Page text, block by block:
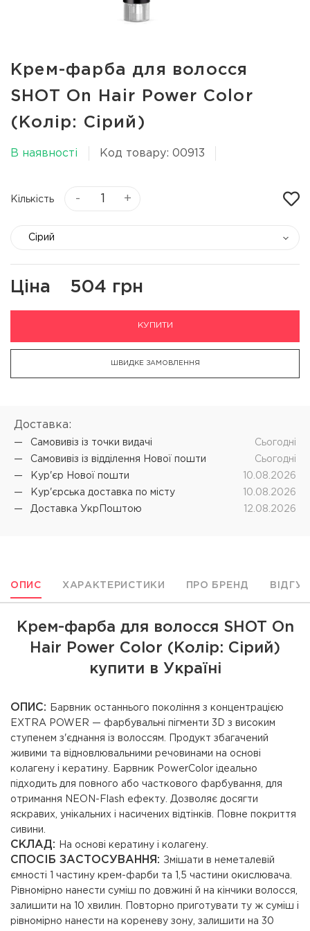
Крем-фарба для волосся
SHOT On Hair Power Color
(Колір: Сірий)
В наявності Код товару: 00913
Кількість - +
Сірий
Ціна 504 грн
КУПИТИ
ШВИДКЕ ЗАМОВЛЕННЯ
Доставка:
Самовивіз iз точки видачі
Cьогодні
Самовивіз iз відділення Нової пошти
Cьогодні
Кур'єр Нової пошти
10.08.2026
Кур'єрська доставка по місту
10.08.2026
Доставка УкрПоштою
12.08.2026
ОПИС ХАРАКТЕРИСТИКИ ПРО БРЕНД
Крем-фарба для волосся SHOT On
Hair Power Color (Колір: Сірий)
купити в Україні
ОПИС:
Барвник останнього покоління з концентрацією
EXTRA POWER — фарбувальні пігменти 3D з високим
ступенем з'єднання із волоссям. Продукт збагачений
живими та відновлювальними речовинами на основі
колагену і кератину. Барвник PowerColor ідеально
підходить для повного або часткового фарбування, для
отримання NEON-Flash ефекту. Дозволяє досягти
яскравих, унікальних і насичених відтінків. Повне покриття
сивини.
СКЛАД: На основі кератину і колагену.
СПОСІБ ЗАСТОСУВАННЯ: Змішати в неметалевій
ємності 1 частину крем-фарби та 1,5 частини окислювача.
Рівномірно нанести суміш по довжині й на кінчики волосся,
залишити на 10 хвилин. Повторно приготувати ту ж суміш і
рівномірно нанести на кореневу зону, залишити на 30